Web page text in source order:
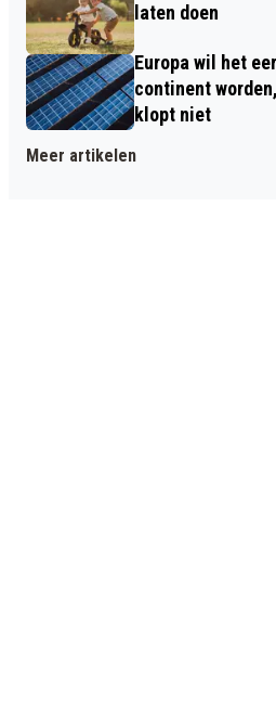
laten doen
Europa wil het
continent
klopt niet
Meer artikelen